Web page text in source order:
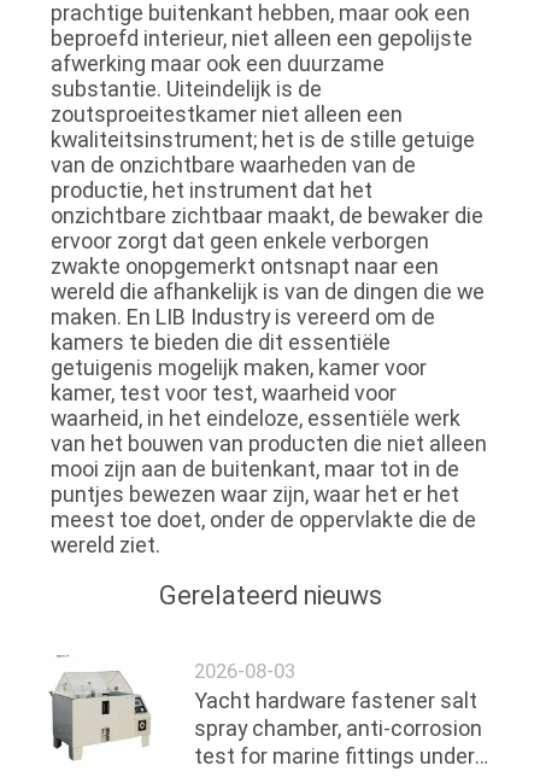
prachtige buitenkant hebben, maar ook een
beproefd interieur, niet alleen een gepolijste
afwerking maar ook een duurzame
substantie. Uiteindelijk is de
zoutsproeitestkamer niet alleen een
kwaliteitsinstrument; het is de stille getuige
van de onzichtbare waarheden van de
productie, het instrument dat het
onzichtbare zichtbaar maakt, de bewaker die
ervoor zorgt dat geen enkele verborgen
zwakte onopgemerkt ontsnapt naar een
wereld die afhankelijk is van de dingen die we
maken. En LIB Industry is vereerd om de
kamers te bieden die dit essentiële
getuigenis mogelijk maken, kamer voor
kamer, test voor test, waarheid voor
waarheid, in het eindeloze, essentiële werk
van het bouwen van producten die niet alleen
mooi zijn aan de buitenkant, maar tot in de
puntjes bewezen waar zijn, waar het er het
meest toe doet, onder de oppervlakte die de
wereld ziet.
Gerelateerd nieuws
2026-08-03
Yacht hardware fastener salt
spray chamber, anti-corrosion
test for marine fittings under